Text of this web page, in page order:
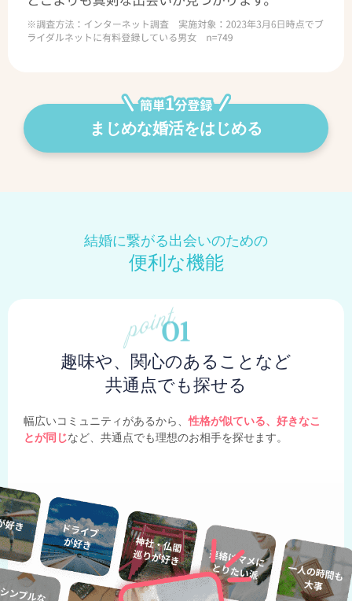
まじめな婚活をはじめる
結婚に繋がる出会いのための
便利な機能
趣味や、関心のあることなど
共通点でも探せる
幅広いコミュニティがあるから、性格が似ている、好きなこ
とが同じなど、共通点でも理想のお相手を探せます。